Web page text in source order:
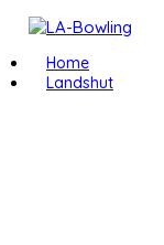
Home
Landshut